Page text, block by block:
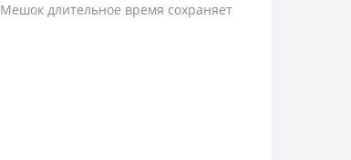
длительное время сохраняет